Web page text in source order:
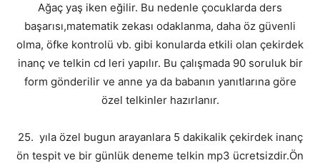
Ağaç yaş iken eğilir. Bu nedenle çocuklarda ders
başarısı,matematik zekası odaklanma, daha öz güvenli
olma, öfke kontrolü vb. gibi konularda etkili olan çekirdek
inanç ve telkin cd leri yapılır. Bu çalışmada 90 soruluk bir
form gönderilir ve anne ya da babanın yanıtlarına göre
özel telkinler hazırlanır.
25. yıla özel bugun arayanlara 5 dakikalik çekirdek inanç
ön tespit ve bir günlük deneme telkin mp3 ücretsizdir.Ön